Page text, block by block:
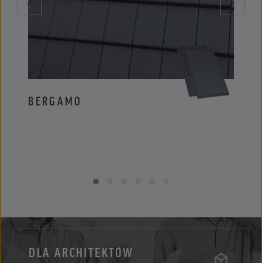
BERGAMO
DLA ARCHITEKTÓW